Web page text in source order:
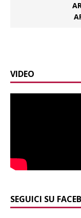
VIDEO
SEGUICI SU